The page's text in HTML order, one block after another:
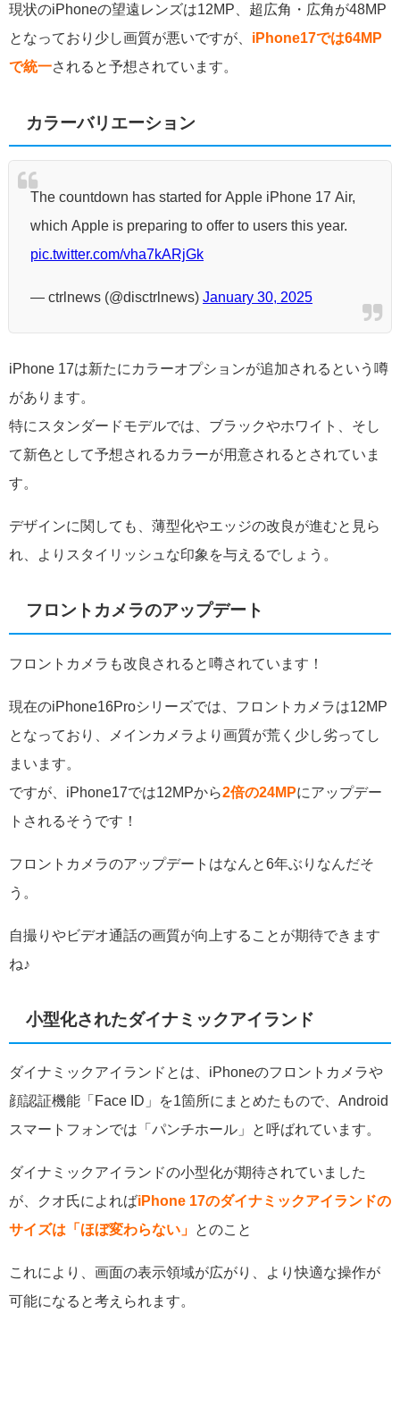
現状のiPhoneの望遠レンズは12MP、 超広角・広角が48MP
となっており少し画質が悪いですが、 iPhone17では64MP
で統一されると予想されています。
カラーバリエーション
The countdown has started for Apple iPhone 17 Air,
which Apple is preparing to offer to users this year.
pic.twitter.com/vha7kARjGk
— ctrlnews (@disctrlnews) January 30, 2025
iPhone 17は新たにカラーオプションが追加されるという噂
があります。
特にスタンダードモデルでは、ブラックやホワイト、そし
て新色として予想されるカラーが用意されるとされていま
す。
デザインに関しても、薄型化やエッジの改良が進むと見ら
れ、よりスタイリッシュな印象を与えるでしょう。
フロントカメラのアップデート
フロントカメラも改良されると噂されています！
現在のiPhone16Proシリーズでは、フロントカメラは12MP
となっており、メインカメラより画質が荒く少し劣ってし
まいます。
ですが、iPhone17では12MPから2倍の24MPにアップデー
トされるそうです！
フロントカメラのアップデートはなんと6年ぶりなんだそ
う。
自撮りやビデオ通話の画質が向上することが期待できます
ね♪
小型化されたダイナミックアイランド
ダイナミックアイランドとは、iPhoneのフロントカメラや
顔認証機能「Face ID」を1箇所にまとめたもので、Android
スマートフォンでは「パンチホール」と呼ばれています。
ダイナミックアイランドの小型化が期待されていました
が、
クオ氏によればiPhone 17のダイナミックアイランドの
サイズは「ほぼ変わらない」
とのこと
これにより、画面の表示領域が広がり、より快適な操作が
可能になると考えられます。